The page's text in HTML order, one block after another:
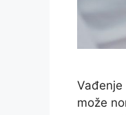
može